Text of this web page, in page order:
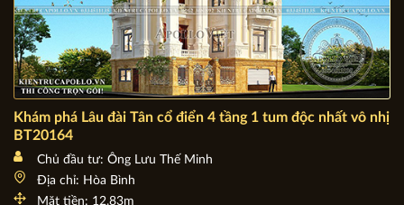
Khám phá Lâu đài Tân cổ điển 4 tầng 1 tum độc nhất vô nhị
BT20164
Chủ đầu tư: Ông Lưu Thế Minh
Địa chỉ: Hòa Bình
Mặt tiền: 12,83m